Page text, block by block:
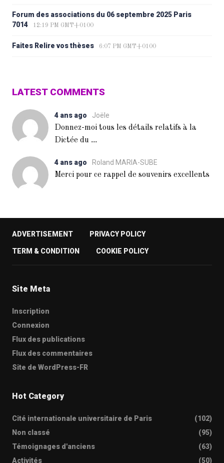
Forum des associations du 06 septembre 2025 Paris
7014
12:19 PM GMT+0100
Faites Relire vos thèses 6:07 PM GMT+0100
LATEST COMMENTS
4 ans ago
Joële
Donnez-moi tous les détails relatifs à la
Dictée du ...
4 ans ago
Roland MARIA-SUBE
Merci pour ce rappel de souvenirs excellents
ADVERTISEMENT PRIVACY POLICY
TERM & CONDITION COOKIE POLICY
Site Meta
Inscription
Connexion
Flux des publications
Flux des commentaires
Site de WordPress-FR
Hot Category
Cité internationale universitaire de Paris
(102)
Non classé
(95)
Témoignages d'anciens
(63)
Activités
(50)